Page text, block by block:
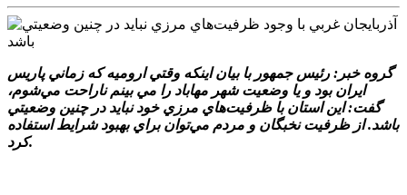
گروه خبر: رئيس جمهور با بيان اينکه وقتي اروميه که زماني پاريس
ايران بود و يا وضعيت شهر مهاباد را مي بينم ناراحت مي‌شوم،
گفت: اين استان با ظرفيت‌هاي مرزي خود نبايد در چنين وضعيتي
باشد. از ظرفيت نخبگان و مردم مي‌توان براي بهبود شرايط استفاده
کرد.